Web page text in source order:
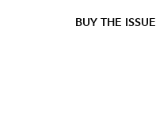
BUY THE ISSUE